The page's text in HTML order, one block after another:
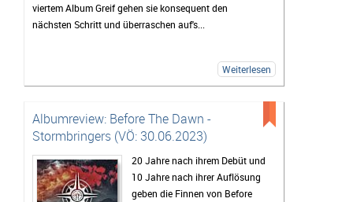
viertem Album Greif gehen sie konsequent den
nächsten Schritt und überraschen auf's...
Weiterlesen
Albumreview: Before The Dawn -
Stormbringers (VÖ: 30.06.2023)
20 Jahre nach ihrem Debüt und
10 Jahre nach ihrer Auflösung
geben die Finnen von Before